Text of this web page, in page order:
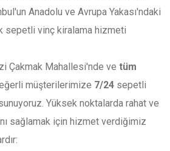
Anadolu ve Avrupa Yakası'ndaki
sepetli vinç kiralama hizmeti
Çakmak Mahallesi'nde ve tüm
müşterilerimize 7/24 sepetli
Yüksek noktalarda rahat ve
sağlamak için hizmet verdiğimiz